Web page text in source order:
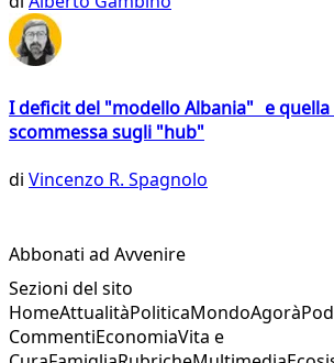
I deficit del "modello Albania" e quella
scommessa sugli "hub"
di Vincenzo R. Spagnolo
Abbonati ad Avvenire
Sezioni del sito
HomeAttualitàPoliticaMondoAgorà
CommentiEconomiaVita e